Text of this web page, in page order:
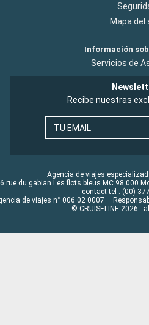
Mapa del
Información
Servicios de
Recibe nuestras
TU EMAIL
Agencia de viajes
rue du gabian Les flots bleus MC 98 000
contact tel : (00)
de viajes n° 006 02 0007 –
© CRUISELINE 2026 -